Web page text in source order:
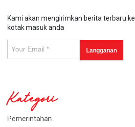
Kami akan mengirimkan berita terbaru ke
kotak masuk anda
Kategori
Pemerintahan